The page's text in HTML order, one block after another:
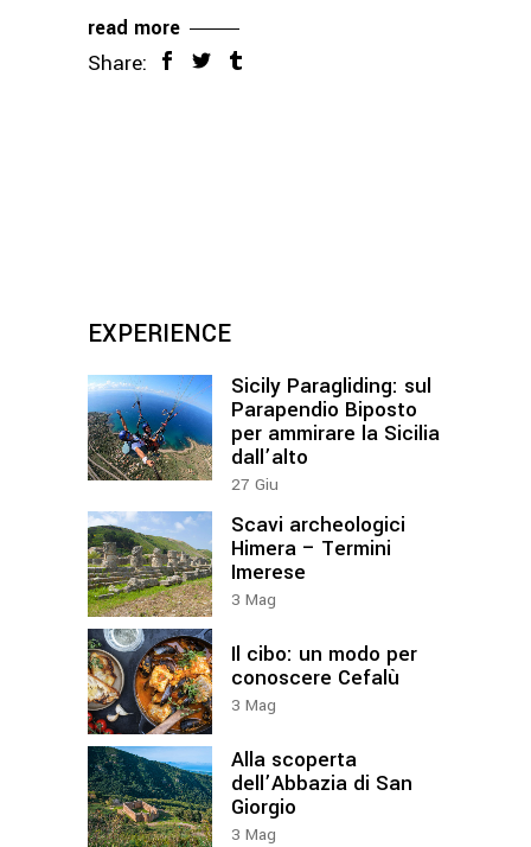
read more
Share:
EXPERIENCE
Sicily Paragliding: sul
Parapendio Biposto
per ammirare la Sicilia
dall’alto
27 Giu
Scavi archeologici
Himera – Termini
Imerese
3 Mag
Il cibo: un modo per
conoscere Cefalù
3 Mag
Alla scoperta
dell’Abbazia di San
Giorgio
3 Mag